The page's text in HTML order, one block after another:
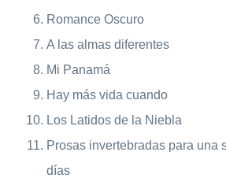
Romance Oscuro
A las almas diferentes
Mi Panamá
Hay más vida cuando
Los Latidos de la Niebla
Prosas invertebradas para una
días